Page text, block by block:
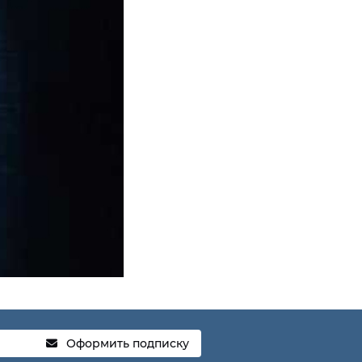
Оформить подписку